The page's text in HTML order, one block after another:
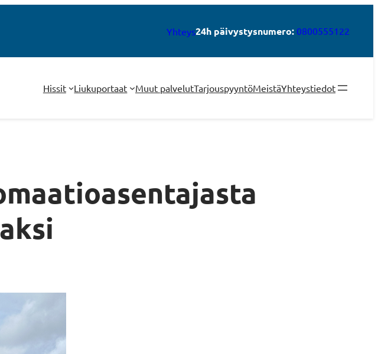
Yhteys24h päivystysnumero: 0800555122
Hissit Liukuportaat Muut palvelutTarjouspyyntöMeistäYhteystiedot